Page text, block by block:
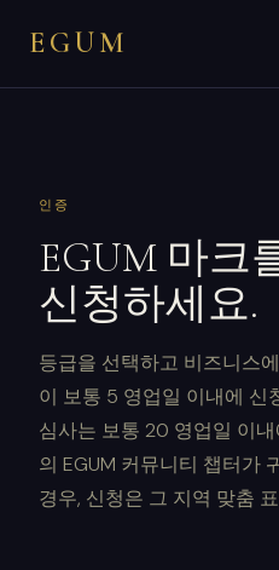
EGUM
인증
EGUM 마크
신청하세요.
등급을 선택하고 비즈니스
이 보통 5 영업일 이내에 신
심사는 보통 20 영업일 이
의 EGUM 커뮤니티 챕터가
경우, 신청은 그 지역 맞춤